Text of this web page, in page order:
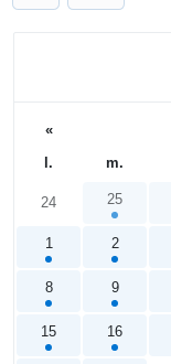
«
l.
m.
24 25
1 2
8 9
15 16